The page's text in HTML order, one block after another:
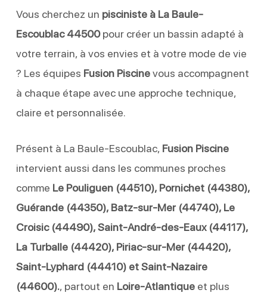
Vous cherchez un pisciniste à La Baule-
Escoublac 44500pour créer un bassin adapté à
votre terrain, à vos envies et à votre mode de vie
? Les équipes Fusion Piscinevous accompagnent
à chaque étape avec une approche technique,
claire et personnalisée.
Présent à La Baule-Escoublac, Fusion Piscine
intervient aussi dans les communes proches
comme Le Pouliguen (44510), Pornichet (44380),
Guérande (44350), Batz-sur-Mer (44740), Le
Croisic (44490), Saint-André-des-Eaux (44117),
La Turballe (44420), Piriac-sur-Mer (44420),
Saint-Lyphard (44410) et Saint-Nazaire
(44600)., partout en Loire-Atlantiqueet plus